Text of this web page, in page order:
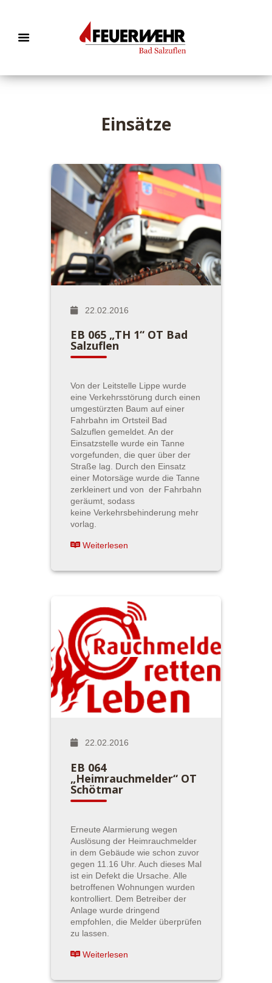
Einsätze
22.02.2016
EB 065 „TH 1“ OT Bad
Salzuflen
Von der Leitstelle Lippe wurde
eine Verkehrsstörung durch einen
umgestürzten Baum auf einer
Fahrbahn im Ortsteil Bad
Salzuflen gemeldet. An der
Einsatzstelle wurde ein Tanne
vorgefunden, die quer über der
Straße lag. Durch den Einsatz
einer Motorsäge wurde die Tanne
zerkleinert und von der Fahrbahn
geräumt, sodass
keine Verkehrsbehinderung mehr
vorlag.
Weiterlesen
22.02.2016
EB 064
„Heimrauchmelder“ OT
Schötmar
Erneute Alarmierung wegen
Auslösung der Heimrauchmelder
in dem Gebäude wie schon zuvor
gegen 11.16 Uhr. Auch dieses Mal
ist ein Defekt die Ursache. Alle
betroffenen Wohnungen wurden
kontrolliert. Dem Betreiber der
Anlage wurde dringend
empfohlen, die Melder überprüfen
zu lassen.
Weiterlesen